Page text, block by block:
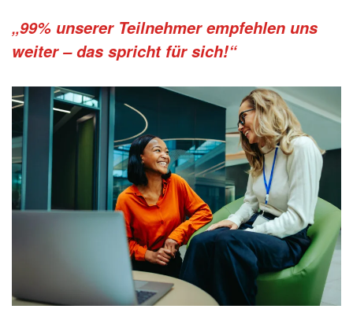
„99% unserer Teilnehmer empfehlen uns
weiter – das spricht für sich!“